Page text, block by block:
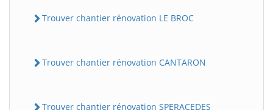
Trouver chantier rénovation LE BROC
Trouver chantier rénovation CANTARON
Trouver chantier rénovation SPERACEDES